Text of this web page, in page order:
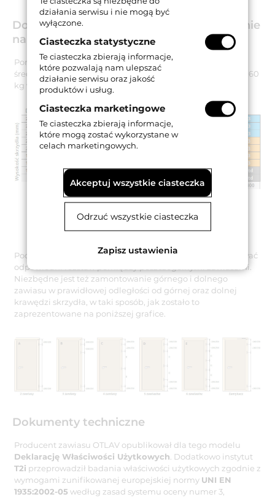
Dobór - ilość zawiasów i ich rozmieszczenie
na skrzydle
Poniższa tabela informuje o tym, ile zawiasów OT 190 o
średnicy 16 mm należy zastosować na skrzydle o wadze do 60
kg w zależności od jego wysokości i szerokości.
Podczas montażu należy zwrócić uwagę na to, aby zachować
odpowiedni rozstaw pomiędzy poszczególnymi zawiasami.
Niezbędne jest też zamontowanie górnego i dolnego
zawiasu w prawidłowej odległości od górnej oraz dolnej
krawędzi skrzydła, w taki sposób, jak zostało to
zaprezentowane na poniższej grafice.
Dokumenty techniczne
Producent zawiasu OTLAV opublikował dla tego modelu
Deklarację Właściwości Użytkowych . Dodatkowo instytut
T2i przeprowadził badania właściwości użytkowych zgodnie z
wymogami zunifikowanej europejskiej normy UNI EN
1935:2002-05 według zasad systemu oceny numer 3,
działania serwisu i nie mogą być
wyłączone.
Ciasteczka statystyczne
Te ciasteczka zbierają informacje,
które pozwalają nam ulepszać
działanie serwisu oraz jakość
produktów i usług.
Ciasteczka marketingowe
Te ciasteczka zbierają informacje,
które mogą zostać wykorzystane w
celach marketingowych.
Akceptuj wszystkie ciasteczka
Odrzuć wszystkie ciasteczka
Zapisz ustawienia